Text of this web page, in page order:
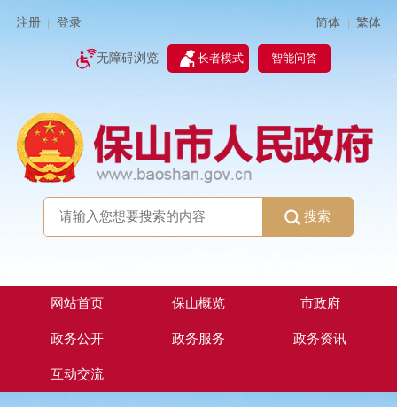
注册 登录 简体 | 繁体
无障碍浏览 长者模式 智能问答
搜索
网站首页 保山概览 市政府
政务公开 政务服务 政务资讯
互动交流